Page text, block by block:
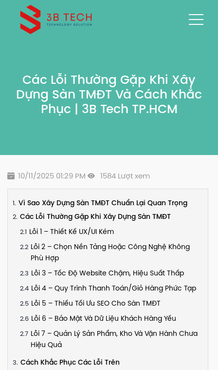
Các Lỗi Thường Gặp Khi Xây
Dựng Sàn TMĐT Và Cách Khắc
Phục | 3B Tech TP.HCM
10/11/2025 01:29 PM 1584 Lượt xem
Vì Sao Xây Dựng Sàn TMĐT Chuẩn Lại Quan Trọng
Các Lỗi Thường Gặp Khi Xây Dựng Sàn TMĐT
Lỗi 1 – Thiết Kế UX/UI Kém
Lỗi 2 – Chọn Nền Tảng Hoặc Công Nghệ Không
Phù Hợp
Lỗi 3 – Tốc Độ Website Chậm, Hiệu Suất Thấp
Lỗi 4 – Quy Trình Thanh Toán/Giỏ Hàng Phức Tạp
Lỗi 5 – Thiếu Tối Ưu SEO Cho Sàn TMĐT
Lỗi 6 – Bảo Mật Và Dữ Liệu Khách Hàng Yếu
Lỗi 7 – Quản Lý Sản Phẩm, Kho Và Vận Hành Chưa
Hiệu Quả
Cách Khắc Phục Các Lỗi Trên